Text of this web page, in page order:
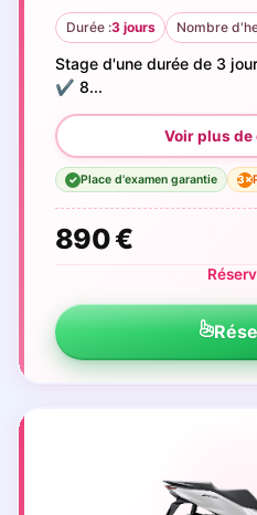
Durée :3 jours Nombre
Stage d'une durée de 3
✔️ 8...
✓ Place d'examen garantie 3×
890 €